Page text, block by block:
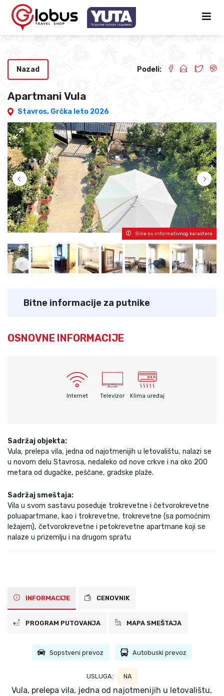
Apartmani Vula
Stavros, Grčka leto 2026
Nazad Podeli:
Slike su informativnog karaktera
Bitne informacije za putnike
OSNOVNE INFORMACIJE
Internet Televizor Klima uređaj
Sadržaj objekta:
Vula, prelepa vila, jedna od najotmenijih u letovalištu, nalazi se
u novom delu Stavrosa, nedaleko od nove crkve i na oko 200
metara od dugačke, peščane, gradske plaže.
Sadržaj smeštaja:
Vila u svom sastavu poseduje trokrevetne i četvorokrevetne
poluapartmane, kao i trokrevetne, trokrevetne (sa pomoćnim
ležajem), četvorokrevetne i petokrevetne apartmane koji se
nalaze u prizemlju i na drugom spratu
INFORMACIJE CENOVNIK
PROGRAM PUTOVANJA MAPA SMEŠTAJA
Sopstveni prevoz Autobuski prevoz
USLUGA: NA
Vula, prelepa vila, jedna od najotmenijih u letovalištu,